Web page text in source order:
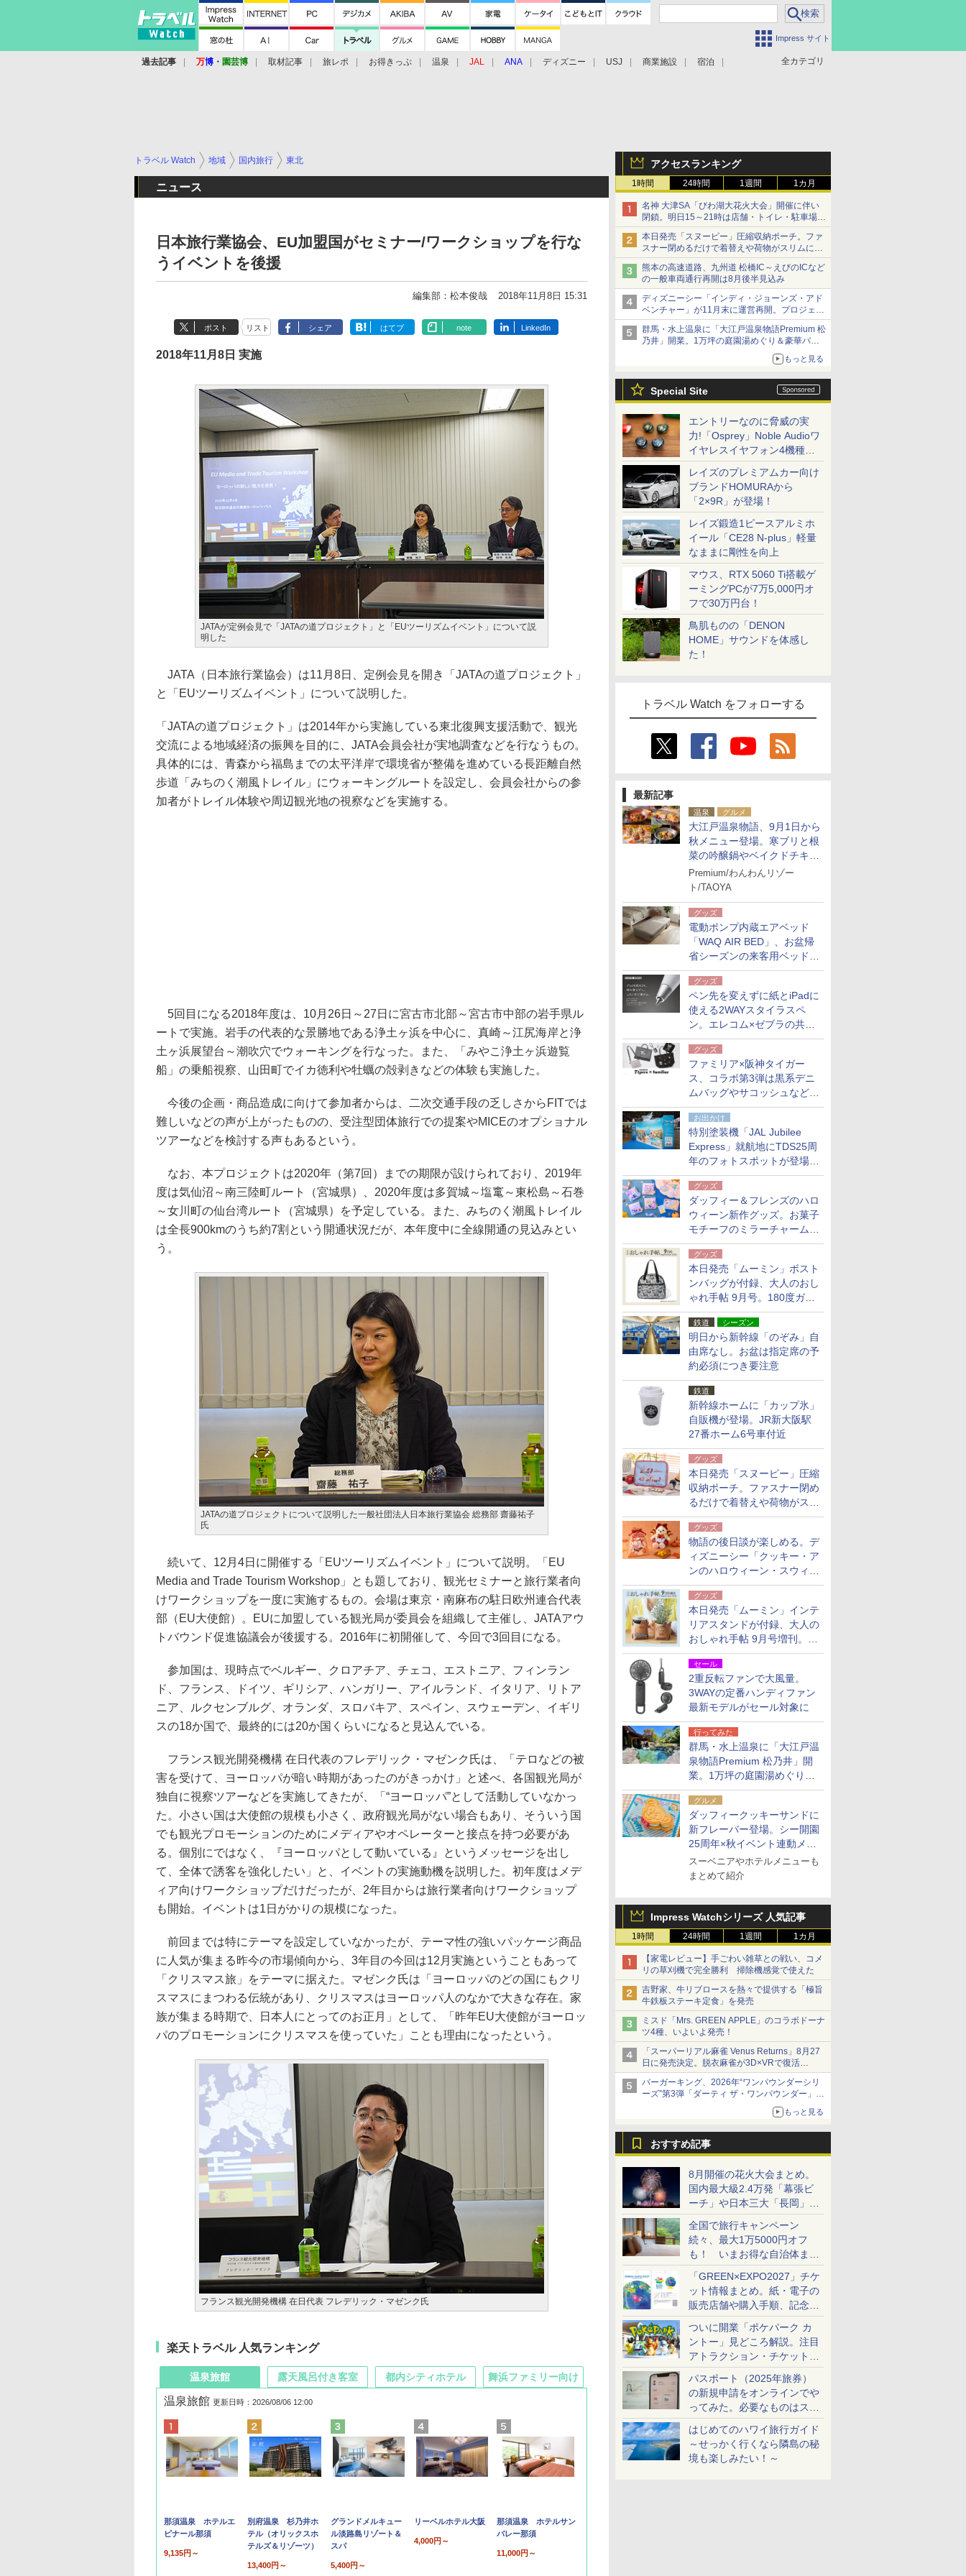
Impress サイト
全カテゴリ
過去記事 万博 ・ 園芸博 取材記事 旅レポ お得きっぷ 温泉 JAL ANA ディズニー USJ 商業施設 宿泊
アクセスランキング
1時間 24時間 1週間 1カ月
名神 大津SA「びわ湖大花火大会」開催に伴い
閉鎖。明日15～21時は店舗・トイレ・駐車場の
利用不可
本日発売「スヌーピー」圧縮収納ポーチ。ファ
スナー閉めるだけで着替えや荷物がスリムにま
とまる
熊本の高速道路、九州道 松橋IC～えびのICなど
の一般車両通行再開は8月後半見込み
ディズニーシー「インディ・ジョーンズ・アド
ベンチャー」が11月末に運営再開。プロジェク
ションマッピングを追加、DPAは1500円
群馬・水上温泉に「大江戸温泉物語Premium 松
乃井」開業。1万坪の庭園湯めぐり＆豪華バイ
もっと見る
Special Site
エントリーなのに脅威の実
力!「Osprey」Noble Audioワ
イヤレスイヤフォン4機種を
一気に聴く
レイズのプレミアムカー向け
ブランドHOMURAから
「2×9R」が登場！
レイズ鍛造1ピースアルミホ
イール「CE28 N-plus」軽量
なままに剛性を向上
マウス、RTX 5060 Ti搭載ゲ
ーミングPCが7万5,000円オ
フで30万円台！
鳥肌ものの「DENON
HOME」サウンドを体感し
た！
トラベル Watch をフォローする
最新記事
温泉 グルメ
大江戸温泉物語、9月1日から
秋メニュー登場。寒ブリと根
菜の吟醸鍋やベイクドチキ
ン、ショコラ＆栗スイーツも
食べ放題に
Premium/わんわんリゾー
ト/TAOYA
グッズ
電動ポンプ内蔵エアベッド
「WAQ AIR BED」、お盆帰
省シーズンの来客用ベッドに
も。使用後は収納バッグでコ
ンパクトに保管
グッズ
ペン先を変えずに紙とiPadに
使える2WAYスタイラスペ
ン。エレコム×ゼブラの共同
開発
グッズ
ファミリア×阪神タイガー
ス、コラボ第3弾は黒系デニ
ムバッグやサコッシュなど6
点。8月21日オンラインスト
アで発売
お出かけ
特別塗装機「JAL Jubilee
Express」就航地にTDS25周
年のフォトスポットが登場。
10月末まで青森空港に
グッズ
ダッフィー＆フレンズのハロ
ウィーン新作グッズ。お菓子
モチーフのミラーチャーム/
デザインポーチほか
グッズ
本日発売「ムーミン」ボスト
ンバッグが付録、大人のおし
ゃれ手帖 9月号。180度ガバ
ッと開いて大容量
鉄道 シーズン
明日から新幹線「のぞみ」自
由席なし。お盆は指定席の予
約必須につき要注意
鉄道
新幹線ホームに「カップ氷」
自販機が登場。JR新大阪駅
27番ホーム6号車付近
グッズ
本日発売「スヌーピー」圧縮
収納ポーチ。ファスナー閉め
るだけで着替えや荷物がスリ
ムにまとまる
グッズ
物語の後日談が楽しめる。デ
ィズニーシー「クッキー・ア
ンのハロウィーン・スウィー
トサプライズ」限定グッズ公
開グッズ
本日発売「ムーミン」インテ
リアスタンドが付録、大人の
おしゃれ手帖 9月号増刊。レ
ザー調で高級感ある2個セッ
トセール
2重反転ファンで大風量。
3WAYの定番ハンディファン
最新モデルがセール対象に
行ってみた
群馬・水上温泉に「大江戸温
泉物語Premium 松乃井」開
業。1万坪の庭園湯めぐり＆
豪華バイキングを体験してき
た！
グルメ
ダッフィークッキーサンドに
新フレーバー登場。シー開園
25周年×秋イベント連動メニ
ュー
スーベニアやホテルメニューも
まとめて紹介
Impress Watchシリーズ 人気記事
1時間 24時間 1週間 1カ月
【家電レビュー】手ごわい雑草との戦い、コメ
リの草刈機で完全勝利 掃除機感覚で使えた
吉野家、牛リブロースを熱々で提供する「極旨
牛鉄板ステーキ定食」を発売
ミスド「Mrs. GREEN APPLE」のコラボドーナ
ツ4種、いよいよ発売！
「スーパーリアル麻雀 Venus Returns」8月27
日に発売決定。脱衣麻雀が3D×VRで復活
発売から2週間は20%オフになるセールが実施
バーガーキング、2026年“ワンパウンダーシリ
ーズ”第3弾「ダーティ ザ・ワンパウンダー」を
「特製ガーリックマヨソース」を使用した超大
もっと見る
おすすめ記事
8月開催の花火大会まとめ。
国内最大級2.4万発「幕張ビ
ーチ」や日本三大「長岡」な
ど大型イベント目白押し！
全国で旅行キャンペーン
続々、最大1万5000円オフ
も！ いまお得な自治体まと
め
「GREEN×EXPO2027」チケ
ット情報まとめ。紙・電子の
販売店舗や購入手順、記念チ
ケットも解説
ついに開業「ポケパーク カ
ントー」見どころ解説。注目
アトラクション・チケット手
配・来場前に必要な準備は？
パスポート（2025年旅券）
の新規申請をオンラインでや
ってみた。必要なものはスマ
ホとマイナカードのみ
はじめてのハワイ旅行ガイド
～せっかく行くなら隣島の秘
境も楽しみたい！～
トラベル Watch 地域 国内旅行 東北
ニュース
日本旅行業協会、EU加盟国がセミナー/ワークショップを行な
うイベントを後援
編集部：松本俊哉 2018年11月8日 15:31
ポスト リスト シェア はてブ note LinkedIn
2018年11月8日 実施
JATAが定例会見で「JATAの道プロジェクト」と「EUツーリズムイベント」について説
明した
JATA（日本旅行業協会）は11月8日、定例会見を開き「JATAの道プロジェクト」
と「EUツーリズムイベント」について説明した。
「JATAの道プロジェクト」は2014年から実施している東北復興支援活動で、観光
交流による地域経済の振興を目的に、JATA会員会社が実地調査などを行なうもの。
具体的には、青森から福島までの太平洋岸で環境省が整備を進めている長距離自然
歩道「みちのく潮風トレイル」にウォーキングルートを設定し、会員会社からの参
加者がトレイル体験や周辺観光地の視察などを実施する。
5回目になる2018年度は、10月26日～27日に宮古市北部～宮古市中部の岩手県ル
ートで実施。岩手の代表的な景勝地である浄土ヶ浜を中心に、真崎～江尻海岸と浄
土ヶ浜展望台～潮吹穴でウォーキングを行なった。また、「みやこ浄土ヶ浜遊覧
船」の乗船視察、山田町でイカ徳利や牡蠣の殻剥きなどの体験も実施した。
今後の企画・商品造成に向けて参加者からは、二次交通手段の乏しさからFITでは
難しいなどの声が上がったものの、受注型団体旅行での提案やMICEのオプショナル
ツアーなどを検討する声もあるという。
なお、本プロジェクトは2020年（第7回）までの期限が設けられており、2019年
度は気仙沼～南三陸町ルート（宮城県）、2020年度は多賀城～塩竃～東松島～石巻
～女川町の仙台湾ルート（宮城県）を予定している。また、みちのく潮風トレイル
は全長900kmのうち約7割という開通状況だが、本年度中に全線開通の見込みとい
う。
JATAの道プロジェクトについて説明した一般社団法人日本旅行業協会 総務部 齋藤祐子
氏
続いて、12月4日に開催する「EUツーリズムイベント」について説明。「EU
Media and Trade Tourism Workshop」とも題しており、観光セミナーと旅行業者向
けワークショップを一度に実施するもの。会場は東京・南麻布の駐日欧州連合代表
部（EU大使館）。EUに加盟している観光局が委員会を組織して主催し、JATAアウ
トバウンド促進協議会が後援する。2016年に初開催して、今回で3回目になる。
参加国は、現時点でベルギー、クロアチア、チェコ、エストニア、フィンラン
ド、フランス、ドイツ、ギリシア、ハンガリー、アイルランド、イタリア、リトア
ニア、ルクセンブルグ、オランダ、スロバキア、スペイン、スウェーデン、イギリ
スの18か国で、最終的には20か国くらいになると見込んでいる。
フランス観光開発機構 在日代表のフレデリック・マゼンク氏は、「テロなどの被
害を受けて、ヨーロッパが暗い時期があったのがきっかけ」と述べ、各国観光局が
独自に視察ツアーなどを実施してきたが、「“ヨーロッパ”として活動していなかっ
た。小さい国は大使館の規模も小さく、政府観光局がない場合もあり、そういう国
でも観光プロモーションのためにメディアやオペレーターと接点を持つ必要があ
る。個別にではなく、『ヨーロッパとして動いている』というメッセージを出し
て、全体で誘客を強化したい」と、イベントの実施動機を説明した。初年度はメデ
ィア向けワークショップだけだったが、2年目からは旅行業者向けワークショップ
も開始。イベントは1日がかりの規模になった。
前回までは特にテーマを設定していなかったが、テーマ性の強いパッケージ商品
に人気が集まる昨今の市場傾向から、3年目の今回は12月実施ということもあって
「クリスマス旅」をテーマに据えた。マゼンク氏は「ヨーロッパのどの国にもクリ
スマスにまつわる伝統があり、クリスマスはヨーロッパ人のなかで大きな存在。家
族が集まる時期で、日本人にとってのお正月」として、「昨年EU大使館がヨーロッ
パのプロモーションにクリスマスを使っていた」ことも理由になったという。
フランス観光開発機構 在日代表 フレデリック・マゼンク氏
楽天トラベル 人気ランキング
温泉旅館
温泉旅館 更新日時：2026/08/06 12:00
那須温泉 ホテルエ
ピナール那須
9,135円～
別府温泉 杉乃井ホ
テル（オリックスホ
テルズ＆リゾーツ）
13,400円～
グランドメルキュー
ル淡路島リゾート＆
スパ
5,400円～
リーベルホテル大阪
4,000円～
那須温泉 ホテルサン
バレー那須
11,000円～
露天風呂付き客室 都内シティホテル 舞浜ファミリー向け